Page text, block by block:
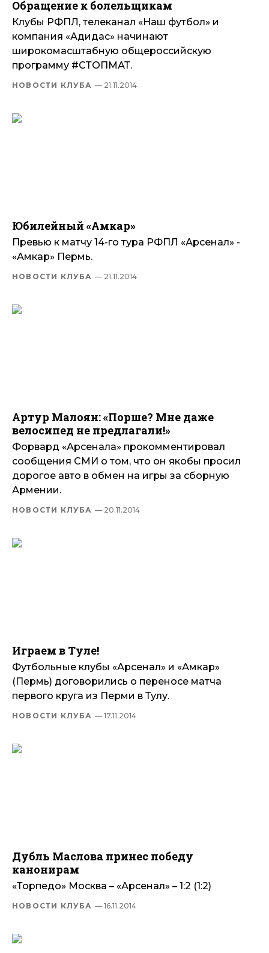
Обращение к болельщикам
Клубы РФПЛ, телеканал «Наш футбол» и
компания «Адидас» начинают
широкомасштабную общероссийскую
программу #СТОПМАТ.
НОВОСТИ КЛУБА — 21.11.2014
Юбилейный «Амкар»
Превью к матчу 14-го тура РФПЛ «Арсенал» -
«Амкар» Пермь.
НОВОСТИ КЛУБА — 21.11.2014
Артур Малоян: «Порше? Мне даже
велосипед не предлагали!»
Форвард «Арсенала» прокомментировал
сообщения СМИ о том, что он якобы просил
дорогое авто в обмен на игры за сборную
Армении.
НОВОСТИ КЛУБА — 20.11.2014
Играем в Туле!
Футбольные клубы «Арсенал» и «Амкар»
(Пермь) договорились о переносе матча
первого круга из Перми в Тулу.
НОВОСТИ КЛУБА — 17.11.2014
Дубль Маслова принес победу
канонирам
«Торпедо» Москва – «Арсенал» – 1:2 (1:2)
НОВОСТИ КЛУБА — 16.11.2014